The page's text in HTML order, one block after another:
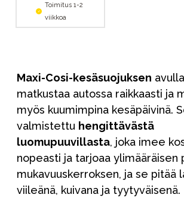
Toimitus 1-2
viikkoa
Maxi-Cosi-kesäsuojuksen
matkustaa autossa raikkaasti ja
myös kuumimpina kesäpäivinä.
valmistettu hengittävästä
luomupuuvillasta, joka imee
nopeasti ja tarjoaa ylimääräisen
mukavuuskerroksen, ja se pitää
viileänä, kuivana ja tyytyväisenä.